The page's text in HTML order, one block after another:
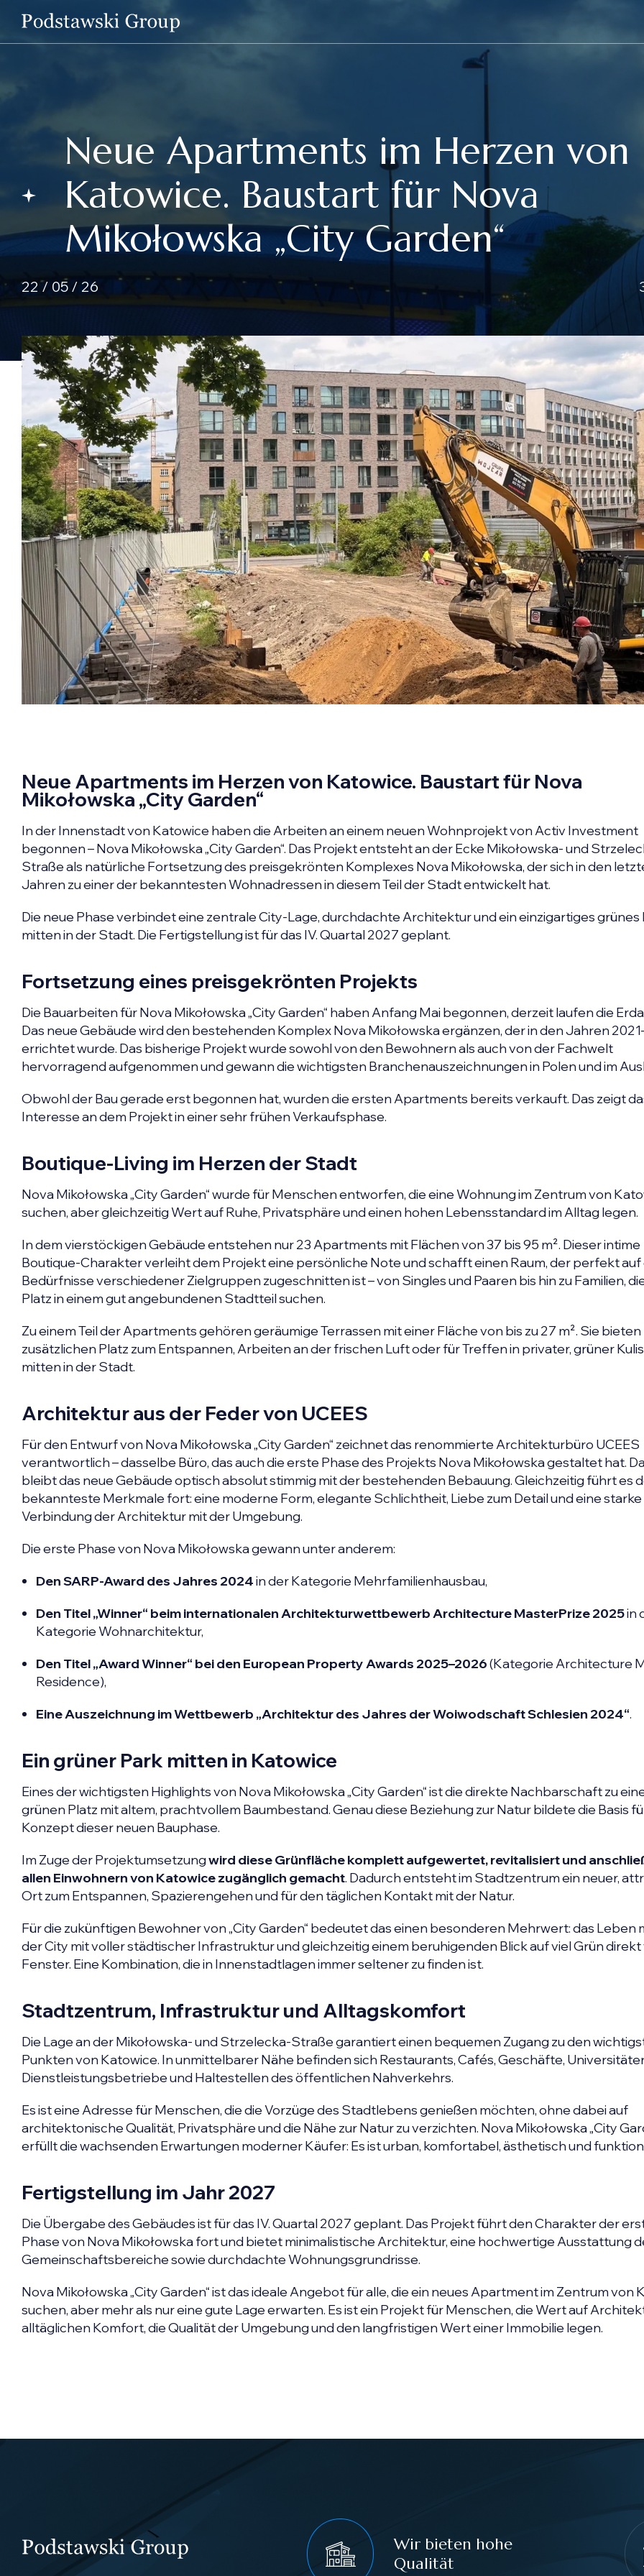
Neue Apartments im Herzen von
Katowice. Baustart für Nova
Mikołowska „City Garden“
22 / 05 / 26
Neue Apartments im Herzen von Katowice. Baustart für Nova
Mikołowska „City Garden“
In der Innenstadt von Katowice haben die Arbeiten an einem neuen Wohnprojekt von Activ Investment
begonnen – Nova Mikołowska „City Garden“. Das Projekt entsteht an der Ecke Mikołowska- und
Straße als natürliche Fortsetzung des preisgekrönten Komplexes Nova Mikołowska, der sich in den
Jahren zu einer der bekanntesten Wohnadressen in diesem Teil der Stadt entwickelt hat.
Die neue Phase verbindet eine zentrale City-Lage, durchdachte Architektur und ein einzigartiges
mitten in der Stadt. Die Fertigstellung ist für das IV. Quartal 2027 geplant.
Fortsetzung eines preisgekrönten Projekts
Die Bauarbeiten für Nova Mikołowska „City Garden“ haben Anfang Mai begonnen, derzeit laufen die
Das neue Gebäude wird den bestehenden Komplex Nova Mikołowska ergänzen, der in den Jahren
errichtet wurde. Das bisherige Projekt wurde sowohl von den Bewohnern als auch von der Fachwelt
hervorragend aufgenommen und gewann die wichtigsten Branchenauszeichnungen in Polen und im
Obwohl der Bau gerade erst begonnen hat, wurden die ersten Apartments bereits verkauft. Das zeigt
Interesse an dem Projekt in einer sehr frühen Verkaufsphase.
Boutique-Living im Herzen der Stadt
Nova Mikołowska „City Garden“ wurde für Menschen entworfen, die eine Wohnung im Zentrum von
suchen, aber gleichzeitig Wert auf Ruhe, Privatsphäre und einen hohen Lebensstandard im Alltag legen.
In dem vierstöckigen Gebäude entstehen nur 23 Apartments mit Flächen von 37 bis 95 m². Dieser intime
Boutique-Charakter verleiht dem Projekt eine persönliche Note und schafft einen Raum, der perfekt auf
Bedürfnisse verschiedener Zielgruppen zugeschnitten ist – von Singles und Paaren bis hin zu Familien,
Platz in einem gut angebundenen Stadtteil suchen.
Zu einem Teil der Apartments gehören geräumige Terrassen mit einer Fläche von bis zu 27 m². Sie bieten
zusätzlichen Platz zum Entspannen, Arbeiten an der frischen Luft oder für Treffen in privater, grüner
mitten in der Stadt.
Architektur aus der Feder von UCEES
Für den Entwurf von Nova Mikołowska „City Garden“ zeichnet das renommierte Architekturbüro UCEES
verantwortlich – dasselbe Büro, das auch die erste Phase des Projekts Nova Mikołowska gestaltet hat.
bleibt das neue Gebäude optisch absolut stimmig mit der bestehenden Bebauung. Gleichzeitig führt es
bekannteste Merkmale fort: eine moderne Form, elegante Schlichtheit, Liebe zum Detail und eine starke
Verbindung der Architektur mit der Umgebung.
Die erste Phase von Nova Mikołowska gewann unter anderem:
Den SARP-Award des Jahres 2024in der Kategorie Mehrfamilienhausbau,
Den Titel „Winner“ beim internationalen Architekturwettbewerb Architecture MasterPrize 2025in
Kategorie Wohnarchitektur,
Den Titel „Award Winner“ bei den European Property Awards 2025–2026(Kategorie Architecture
Residence),
Eine Auszeichnung im Wettbewerb „Architektur des Jahres der Woiwodschaft Schlesien 2024“.
Ein grüner Park mitten in Katowice
Eines der wichtigsten Highlights von Nova Mikołowska „City Garden“ ist die direkte Nachbarschaft zu
grünen Platz mit altem, prachtvollem Baumbestand. Genau diese Beziehung zur Natur bildete die Basis
Konzept dieser neuen Bauphase.
Im Zuge der Projektumsetzungwird diese Grünfläche komplett aufgewertet, revitalisiert und
allen Einwohnern von Katowice zugänglich gemacht. Dadurch entsteht im Stadtzentrum ein neuer,
Ort zum Entspannen, Spazierengehen und für den täglichen Kontakt mit der Natur.
Für die zukünftigen Bewohner von „City Garden“ bedeutet das einen besonderen Mehrwert: das Leben
der City mit voller städtischer Infrastruktur und gleichzeitig einem beruhigenden Blick auf viel Grün direkt
Fenster. Eine Kombination, die in Innenstadtlagen immer seltener zu finden ist.
Stadtzentrum, Infrastruktur und Alltagskomfort
Die Lage an der Mikołowska- und Strzelecka-Straße garantiert einen bequemen Zugang zu den
Punkten von Katowice. In unmittelbarer Nähe befinden sich Restaurants, Cafés, Geschäfte,
Dienstleistungsbetriebe und Haltestellen des öffentlichen Nahverkehrs.
Es ist eine Adresse für Menschen, die die Vorzüge des Stadtlebens genießen möchten, ohne dabei auf
architektonische Qualität, Privatsphäre und die Nähe zur Natur zu verzichten. Nova Mikołowska „City
erfüllt die wachsenden Erwartungen moderner Käufer: Es ist urban, komfortabel, ästhetisch und
Fertigstellung im Jahr 2027
Die Übergabe des Gebäudes ist für das IV. Quartal 2027 geplant. Das Projekt führt den Charakter der
Phase von Nova Mikołowska fort und bietet minimalistische Architektur, eine hochwertige Ausstattung
Gemeinschaftsbereiche sowie durchdachte Wohnungsgrundrisse.
Nova Mikołowska „City Garden“ ist das ideale Angebot für alle, die ein neues Apartment im Zentrum von
suchen, aber mehr als nur eine gute Lage erwarten. Es ist ein Projekt für Menschen, die Wert auf
alltäglichen Komfort, die Qualität der Umgebung und den langfristigen Wert einer Immobilie legen.
Wir bieten hohe
Qualität